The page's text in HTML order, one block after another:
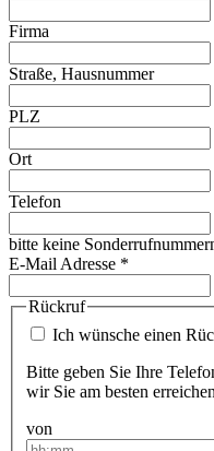
Firma
Straße, Hausnummer
PLZ
Ort
Telefon
bitte keine
E-Mail Adresse *
Rückruf
Ich wünsche einen
Bitte geben Sie Ihre
wir Sie am besten
von